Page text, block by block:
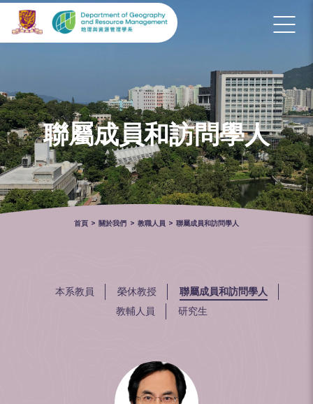
聯屬成員和訪問學人
首頁 > 關於我們 > 教職人員 > 聯屬成員和訪問學人
本系教員 榮休教授
聯屬成員和訪問學人
教輔人員
研究生